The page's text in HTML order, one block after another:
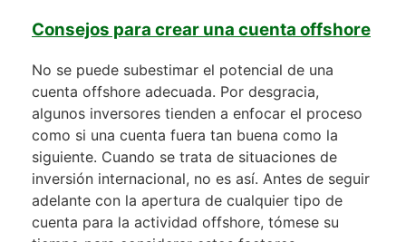
Consejos para crear una cuenta offshore
No se puede subestimar el potencial de una
cuenta offshore adecuada. Por desgracia,
algunos inversores tienden a enfocar el proceso
como si una cuenta fuera tan buena como la
siguiente. Cuando se trata de situaciones de
inversión internacional, no es así. Antes de seguir
adelante con la apertura de cualquier tipo de
cuenta para la actividad offshore, tómese su